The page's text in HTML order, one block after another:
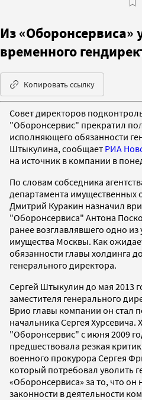
Из «Оборонсервиса»
временного
Копировать ссылку
Совет директоров
"Оборонсервис" прекратил
исполняющего обязанности
Штыкулина, сообщает РИА
на источник в компании в
По словам собседника
департамента
Дмитрий Куракин назначил
"Оборонсервиса" Антона
ранее возглавлявшего одно
имущества Москвы. Как
обязанности главы холдинга
генерального директора.
Сергей Штыкулин до мая 2013
заместителя генерального
Врио главы компании он стал
начальника Сергея Хурсевича.
"Оборонсервис" с июня 2009
предшествовала резкая
военного прокурора Сергея
который потребовал уволить
«Оборонсервиса» за то, что
законности в деятельности